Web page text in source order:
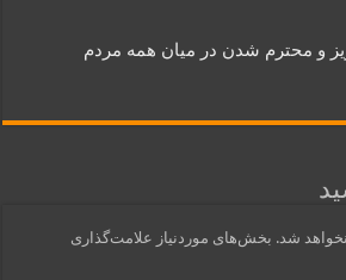
و محترم شدن در میان همه مردم
شد. بخش‌های موردنیاز علامت‌گذاری